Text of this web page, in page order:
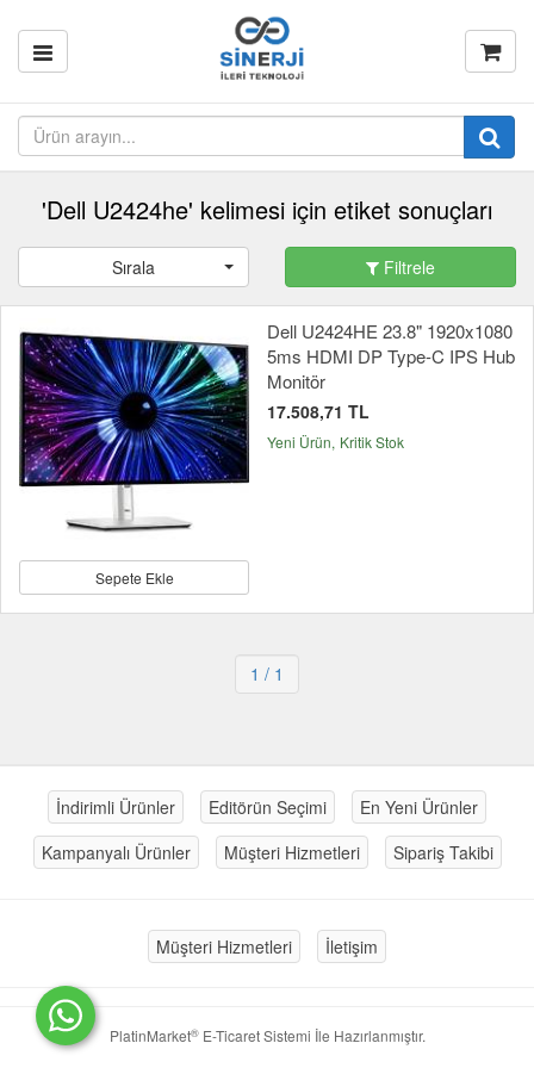
'Dell U2424he' kelimesi için etiket sonuçları
Sırala Filtrele
Sepete Ekle
Dell U2424HE 23.8" 1920x1080
5ms HDMI DP Type-C IPS Hub
Monitör
17.508,71 TL
Yeni Ürün Kritik Stok
1 / 1
İndirimli Ürünler Editörün Seçimi
En Yeni Ürünler
Kampanyalı Ürünler
Müşteri Hizmetleri Sipariş Takibi
Müşteri Hizmetleri İletişim
PlatinMarket®E-Ticaret Sistemi İle Hazırlanmıştır.